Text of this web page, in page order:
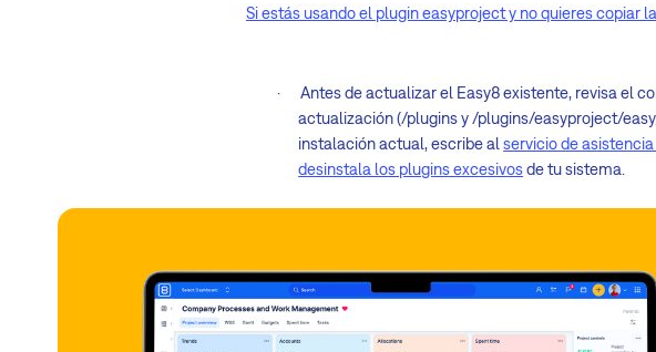
Si estás usando el plugin easyproject y no quieres
· Antes de actualizar el Easy8 existente, revisa el
actualización (/plugins y /plugins/easyproject/
instalación actual, escribe alservicio de
desinstala los plugins excesivosde tu sistema.